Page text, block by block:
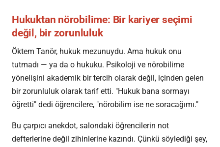
Hukuktan nörobilime: Bir kariyer seçimi
değil, bir zorunluluk
Öktem Tanör, hukuk mezunuydu. Ama hukuk onu
tutmadı — ya da o hukuku. Psikoloji ve nörobilime
yönelişini akademik bir tercih olarak değil, içinden gelen
bir zorunluluk olarak tarif etti. "Hukuk bana sormayı
öğretti" dedi öğrencilere, "nörobilim ise ne soracağımı."
Bu çarpıcı anekdot, salondaki öğrencilerin not
defterlerine değil zihinlerine kazındı. Çünkü söylediği şey,